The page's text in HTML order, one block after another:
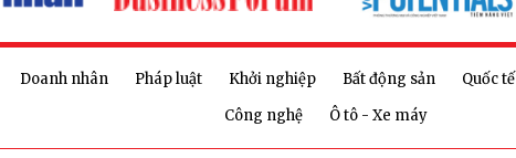
Doanh nhân Pháp luật Khởi nghiệp Bất động sản Quốc tế
Công nghệ
Ô tô - Xe máy